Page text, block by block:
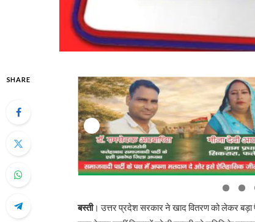
SHARE
बस्ती। उत्तर प्रदेश सरकार ने खाद वितरण को लेकर